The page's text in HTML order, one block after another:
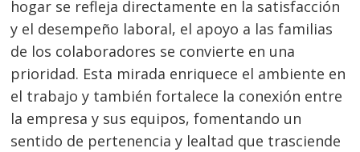
hogar se refleja directamente en la satisfacción
y el desempeño laboral, el apoyo a las familias
de los colaboradores se convierte en una
prioridad. Esta mirada enriquece el ambiente en
el trabajo y también fortalece la conexión entre
la empresa y sus equipos, fomentando un
sentido de pertenencia y lealtad que trasciende